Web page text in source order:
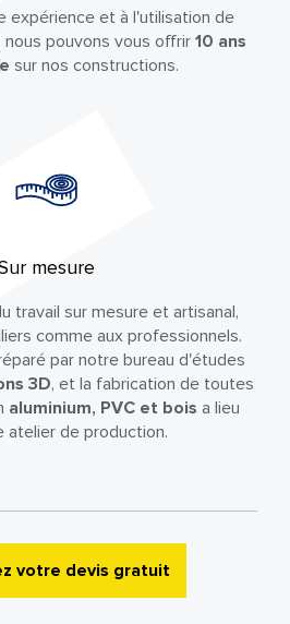
expérience et à l'utilisation de
pouvons vous offrir 10 ans
sur nos constructions.
mesure
travail sur mesure et artisanal,
comme aux professionnels.
par notre bureau d'études
3D, et la fabrication de toutes
aluminium, PVC et bois a lieu
atelier de production.
votre devis gratuit